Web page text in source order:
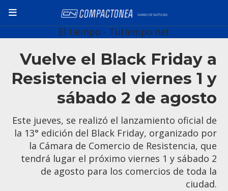
El tiempo - Tutiempo.net
Vuelve el Black Friday a
Resistencia el viernes 1 y
sábado 2 de agosto
Este jueves, se realizó el lanzamiento oficial de
la 13° edición del Black Friday, organizado por
la Cámara de Comercio de Resistencia, que
tendrá lugar el próximo viernes 1 y sábado 2
de agosto para los comercios de toda la
ciudad.